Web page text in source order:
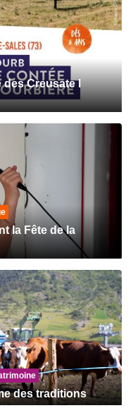
des Creusate l
la Fête de la
des traditions